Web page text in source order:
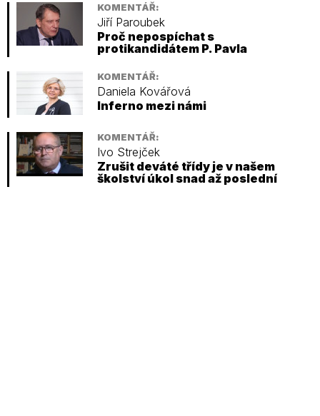
KOMENTÁŘ:
Jiří Paroubek
Proč nepospíchat s
protikandidátem P. Pavla
KOMENTÁŘ:
Daniela Kovářová
Inferno mezi námi
KOMENTÁŘ:
Ivo Strejček
Zrušit deváté třídy je v našem
školství úkol snad až poslední